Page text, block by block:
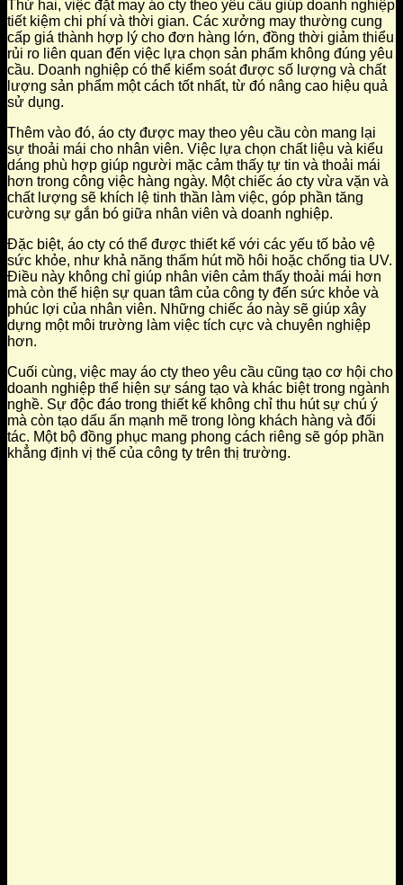
Thứ hai, việc đặt may áo cty theo yêu cầu giúp doanh nghiệp
tiết kiệm chi phí và thời gian. Các xưởng may thường cung
cấp giá thành hợp lý cho đơn hàng lớn, đồng thời giảm thiểu
rủi ro liên quan đến việc lựa chọn sản phẩm không đúng yêu
cầu. Doanh nghiệp có thể kiểm soát được số lượng và chất
lượng sản phẩm một cách tốt nhất, từ đó nâng cao hiệu quả
sử dụng.
Thêm vào đó, áo cty được may theo yêu cầu còn mang lại
sự thoải mái cho nhân viên. Việc lựa chọn chất liệu và kiểu
dáng phù hợp giúp người mặc cảm thấy tự tin và thoải mái
hơn trong công việc hàng ngày. Một chiếc áo cty vừa vặn và
chất lượng sẽ khích lệ tinh thần làm việc, góp phần tăng
cường sự gắn bó giữa nhân viên và doanh nghiệp.
Đặc biệt, áo cty có thể được thiết kế với các yếu tố bảo vệ
sức khỏe, như khả năng thấm hút mồ hôi hoặc chống tia UV.
Điều này không chỉ giúp nhân viên cảm thấy thoải mái hơn
mà còn thể hiện sự quan tâm của công ty đến sức khỏe và
phúc lợi của nhân viên. Những chiếc áo này sẽ giúp xây
dựng một môi trường làm việc tích cực và chuyên nghiệp
hơn.
Cuối cùng, việc may áo cty theo yêu cầu cũng tạo cơ hội cho
doanh nghiệp thể hiện sự sáng tạo và khác biệt trong ngành
nghề. Sự độc đáo trong thiết kế không chỉ thu hút sự chú ý
mà còn tạo dấu ấn mạnh mẽ trong lòng khách hàng và đối
tác. Một bộ đồng phục mang phong cách riêng sẽ góp phần
khẳng định vị thế của công ty trên thị trường.